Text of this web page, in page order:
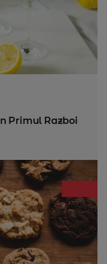
Primul Razboi